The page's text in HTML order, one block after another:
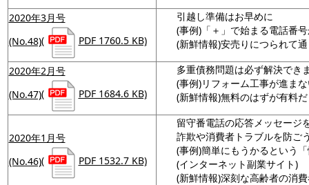
2020年3月号
(No.48)( PDF 1760.5 KB)
引越し準備はお早めに
(事例)「＋」で始まる電話番
(新鮮情報)安売りにつられて
2020年2月号
(No.47)( PDF 1684.6 KB)
多重債務問題は必ず解決でき
(事例)リフォーム工事が進ま
(新鮮情報)無料のはずが有料
2020年1月号
(No.46)( PDF 1532.7 KB)
留守番電話の応答メッセージ
詐欺や消費者トラブルを防ご
(事例)簡単にもうかるという
(インターネット副業サイト)
(新鮮情報)深刻な高齢者の消